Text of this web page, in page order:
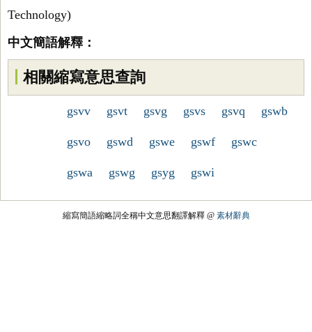
Technology)
中文簡語解釋：
相關縮寫意思查詢
gsvv gsvt gsvg gsvs gsvq gswb
gsvo gswd gswe gswf gswc
gswa gswg gsyg gswi
縮寫簡語縮略詞全稱中文意思翻譯解釋 @ 素材辭典